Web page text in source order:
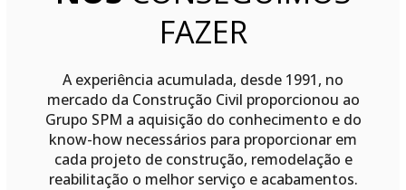
FAZER
A experiência acumulada, desde 1991, no
mercado da Construção Civil proporcionou ao
Grupo SPM a aquisição do conhecimento e do
know-how necessários para proporcionar em
cada projeto de construção, remodelação e
reabilitação o melhor serviço e acabamentos.